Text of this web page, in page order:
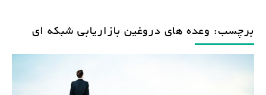
برچسب: وعده های دروغین بازاریابی شبکه ای